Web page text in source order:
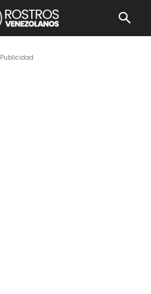
Publicidad